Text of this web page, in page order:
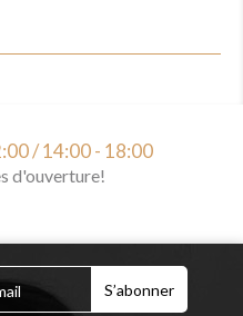
/ 14:00 - 18:00
d'ouverture!